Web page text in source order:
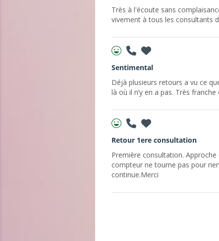
Très à l'écoute sans
vivement à tous les consultants
Sentimental
Déjà plusieurs retours a vu ce
là où il n’y en a pas. Très
Retour 1ere consultation
Première consultation.
compteur ne tourne pas pour
continue.Merci